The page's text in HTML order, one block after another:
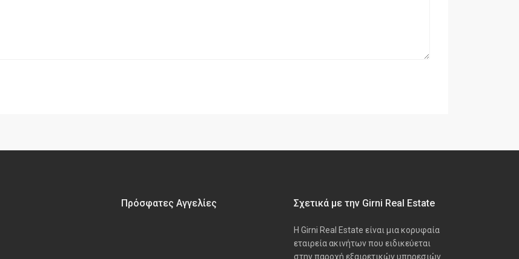
Πρόσφατες Αγγελίες Σχετικά με την Girni Real Estate
Η Girni Real Estate είναι μια κορυφαία
εταιρεία ακινήτων που ειδικεύεται
στην παροχή εξαιρετικών υπηρεσιών